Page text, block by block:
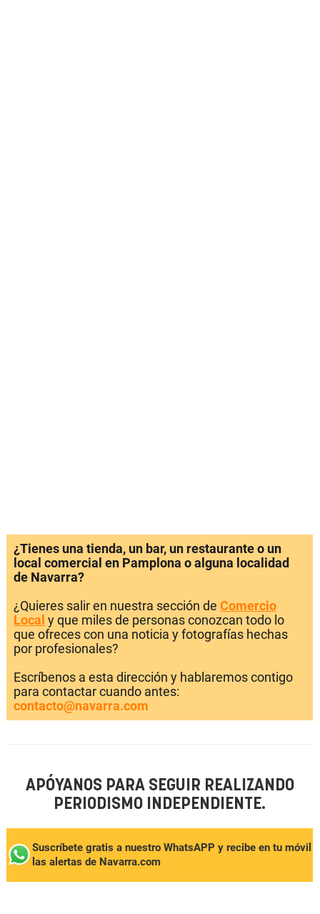
¿Tienes una tienda, un bar, un restaurante o un
local comercial en Pamplona o alguna localidad
de Navarra?
¿Quieres salir en nuestra sección de Comercio
Local y que miles de personas conozcan todo lo
que ofreces con una noticia y fotografías hechas
por profesionales?
Escríbenos a esta dirección y hablaremos contigo
para contactar cuando antes:
contacto@navarra.com
APÓYANOS PARA SEGUIR REALIZANDO
PERIODISMO INDEPENDIENTE.
Suscríbete gratis a nuestro WhatsAPP y recibe en tu móvil
las alertas de Navarra.com